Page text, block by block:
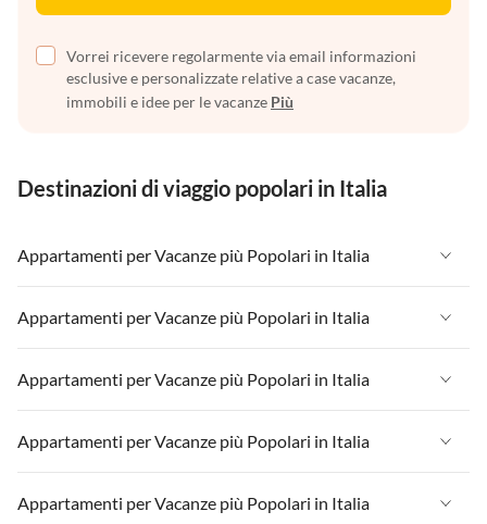
Vorrei ricevere regolarmente via email informazioni
esclusive e personalizzate relative a case vacanze,
immobili e idee per le vacanze Più
Destinazioni di viaggio popolari in Italia
Appartamenti per Vacanze più Popolari in Italia
Appartamenti per Vacanze in Italia
Appartamenti per Vacanze in Liguria
Appartamenti per Vacanze in Lombardia
Appartamenti per Vacanze in Lago di Garda
Appartamenti per Vacanze in Lago di Como
Appartamenti per Vacanze più Popolari in Italia
Appartamenti per Vacanze in Italia
Appartamenti per Vacanze in Liguria
Appartamenti per Vacanze in Lombardia
Appartamenti per Vacanze più Popolari in Italia
Appartamenti per Vacanze in Italia
Appartamenti per Vacanze in Liguria
Appartamenti per Vacanze in Lombardia
Appartamenti per Vacanze più Popolari in Italia
Appartamenti per Vacanze in Italia
Appartamenti per Vacanze più Popolari in Italia